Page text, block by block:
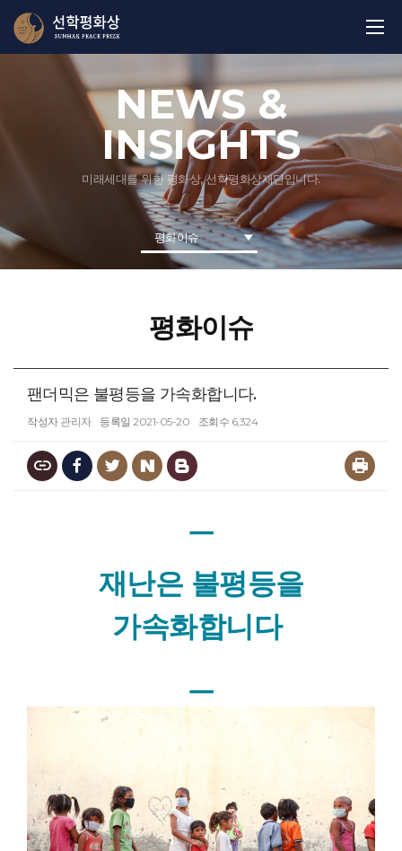
NEWS &
INSIGHTS
미래세대를 위한 평화상, 선학평화상재단입니다.
평화이슈
평화이슈
팬더믹은 불평등을 가속화합니다.
작성자 관리자 등록일 2021-05-20 조회수 6,324
ㅡ
재난은 불평등을
가속화합니다
ㅡ